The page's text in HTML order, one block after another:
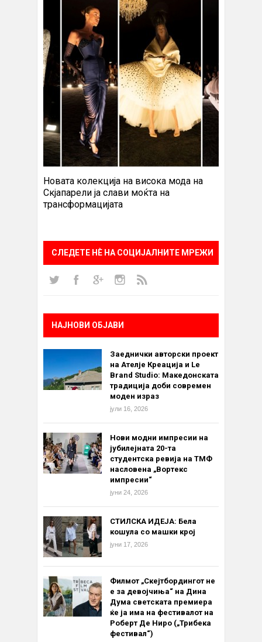
Новата колекција на висока мода на
Скјапарели ја слави моќта на
трансформацијата
СЛЕДЕТЕ НÈ НА СОЦИЈАЛНИТЕ МРЕЖИ
НАЈНОВИ ОБЈАВИ
Заеднички авторски проект
на Ателје Креација и Le
Brand Studio: Македонската
традиција доби современ
моден израз
јули 16, 2026
Нови модни импресии на
јубилејната 20-та
студентска ревија на ТМФ
насловена „Вортекс
импресии“
јуни 24, 2026
СТИЛСКА ИДЕЈА: Бела
кошула со машки крој
јуни 17, 2026
Филмот „Скејтбордингот не
е за девојчиња“ на Дина
Дума светската премиера
ќе ја има на фестивалот на
Роберт Де Ниро („Трибека
фестивал“)